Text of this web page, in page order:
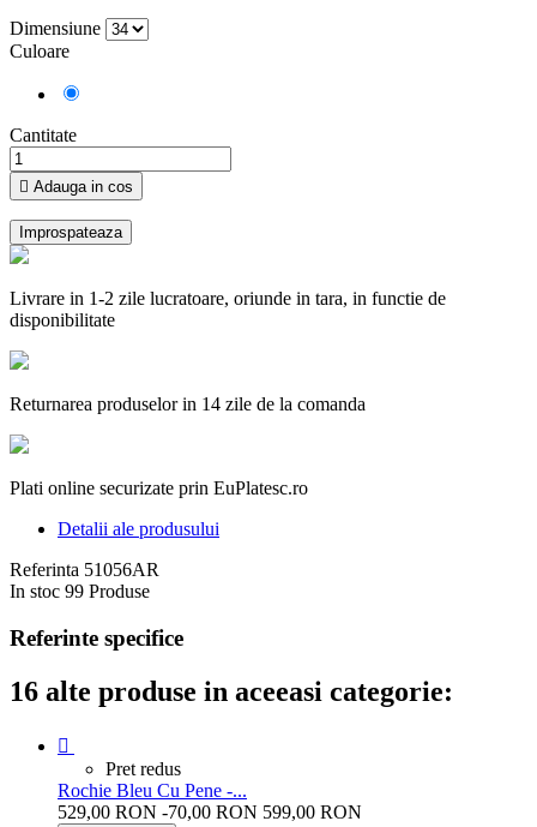
Dimensiune
Culoare
Cantitate
 Adauga in cos
Livrare in 1-2 zile lucratoare, oriunde in tara, in functie de
disponibilitate
Returnarea produselor in 14 zile de la comanda
Plati online securizate prin EuPlatesc.ro
Detalii ale produsului
Referinta 51056AR
In stoc 99 Produse
Referinte specifice
16 alte produse in aceeasi categorie:

Pret redus
Rochie Bleu Cu Pene -...
529,00 RON -70,00 RON 599,00 RON